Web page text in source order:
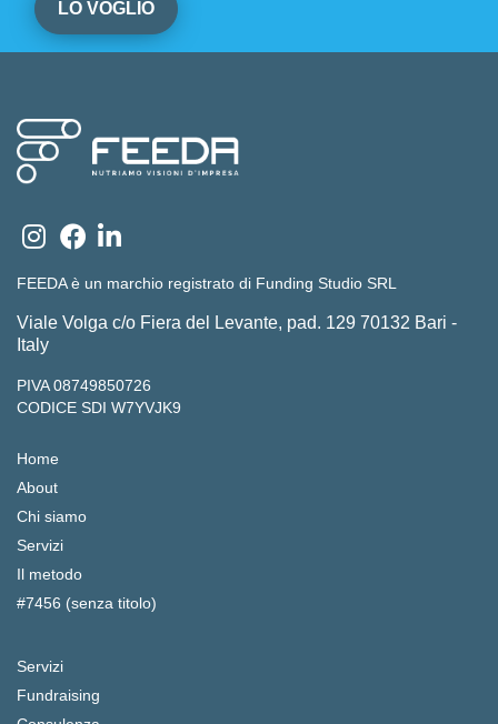
FEEDA è un marchio registrato di Funding Studio SRL
Viale Volga c/o Fiera del Levante, pad. 129 70132 Bari -
Italy
PIVA 08749850726
CODICE SDI W7YVJK9
Home
About
Chi siamo
Servizi
Il metodo
#7456 (senza titolo)
Servizi
Fundraising